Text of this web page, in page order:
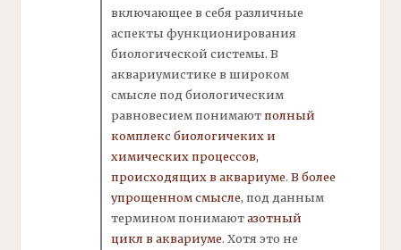
включающее в себя различные
аспекты функционирования
биологической системы. В
аквариумистике в широком
смысле под биологическим
равновесием понимаютполный
комплексбиологичеких и
химических процессов,
происходящих в аквариуме.В более
упрощенном смысле, под данным
термином понимаютазотный
цикл в аквариуме. Хотя это не